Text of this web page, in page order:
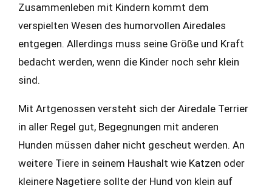
Zusammenleben mit Kindern kommt dem
verspielten Wesen des humorvollen Airedales
entgegen. Allerdings muss seine Größe und Kraft
bedacht werden, wenn die Kinder noch sehr klein
sind.
Mit Artgenossen versteht sich der Airedale Terrier
in aller Regel gut, Begegnungen mit anderen
Hunden müssen daher nicht gescheut werden. An
weitere Tiere in seinem Haushalt wie Katzen oder
kleinere Nagetiere sollte der Hund von klein auf